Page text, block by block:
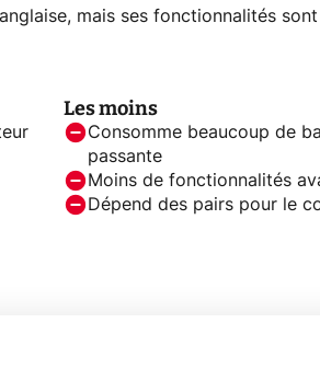
mais ses fonctionnalités
Les moins
Consomme beaucoup de
passante
Moins de fonctionnalités
Dépend des pairs pour le